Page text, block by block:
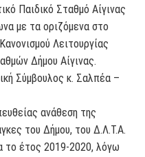
Παιδικό Σταθμό Αίγινας
με τα οριζόμενα στο
Λειτουργίας
Δήμου Αίγινας.
Σύμβουλος κ. Σαλπέα –
ανάθεση της
του Δήμου, του Δ.Λ.Τ.Α.
το έτος 2019-2020, λόγω